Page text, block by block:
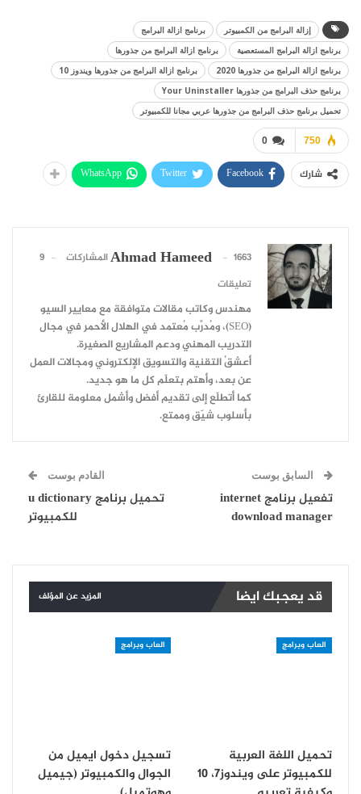
إزالة البرامج من الكمبيوتر
برنامج ازالة البرامج
برنامج ازالة البرامج المستعصية
برنامج ازالة البرامج من جذورها
برنامج ازالة البرامج من جذورها 2020
برنامج ازالة البرامج من جذورها ويندوز 10
برنامج حذف البرامج من جذورها Your Uninstaller
تحميل برنامج حذف البرامج من جذورها عربي مجانا للكمبيوتر
0 750
شارك Facebook
Twitter
WhatsApp
Ahmad Hameed 1663 المشاركات
9
تعليقات
مهندس وكاتب مقالات متوافقة مع معايير السيو
(SEO)، ومُدرِّب مُعتمد في الهلال الأحمر في مجال
التدريب المهني ودعم المشاريع الصغيرة.
أعشقُ التقنية والتسويق الإلكتروني ومجالات العمل
عن بعد، وأهتم بتعلّم كل ما هو جديد.
كما أتطلّع إلى تقديم أفضل وأشمل معلومة للقارئ
بأسلوب شيّق وممتع.
السابق بوست
تفعيل برنامج internet
download manager
القادم بوست
تحميل برنامج u dictionary
للكمبيوتر
قد يعجبك ايضا المزيد عن المؤلف
العاب وبرامج
تحميل اللغة العربية
للكمبيوتر على ويندوز7، 10
العاب وبرامج
تسجيل دخول ايميل من
الجوال والكمبيوتر (جيميل